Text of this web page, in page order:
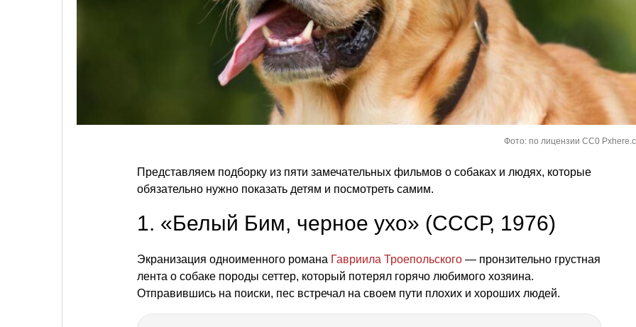
Фото: по лицензии CC0
Представляем подборку из пяти замечательных фильмов о собаках и людях, которые
обязательно нужно показать детям и посмотреть самим.
1. «Белый Бим, черное ухо» (СССР, 1976)
Экранизация одноименного романа Гавриила Троепольского — пронзительно грустная
лента о собаке породы сеттер, который потерял горячо любимого хозяина.
Отправившись на поиски, пес встречал на своем пути плохих и хороших людей.